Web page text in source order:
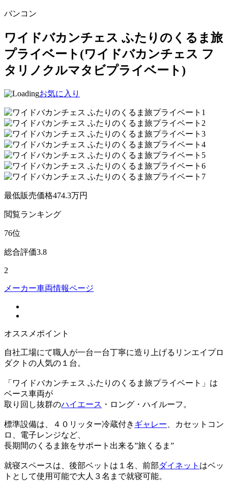
バンコン
ワイドバカンチェス ふたりのくるま旅
プライベート (ワイドバカンチェス フ
タリノクルマタビプライベート)
お気に入り
最低販売価格474.3万円
閲覧ランキング
76位
総合評価3.8
2
メーカー車両情報ページ
オススメポイント
自社工場にて職人が一台一台丁寧に造り上げるリンエイプロ
ダクトの人気の１台。
「ワイドバカンチェス ふたりのくるま旅プライベート」は
ベース車両が
取り回し抜群のハイエース ・ロング・ハイルーフ。
標準設備は、４０リッター冷蔵付き ギャレー 、カセットコン
ロ、電子レンジなど、
長期間のくるま旅をサポート出来る”旅くるま”
就寝スペースは、後部ベットは１名、前部ダイネット はベッ
トとして使用可能で大人３名まで就寝可能。